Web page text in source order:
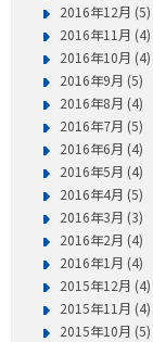
2016年12月 (5)
2016年11月 (4)
2016年10月 (4)
2016年9月 (5)
2016年8月 (4)
2016年7月 (5)
2016年6月 (4)
2016年5月 (4)
2016年4月 (5)
2016年3月 (3)
2016年2月 (4)
2016年1月 (4)
2015年12月 (4)
2015年11月 (4)
2015年10月 (5)